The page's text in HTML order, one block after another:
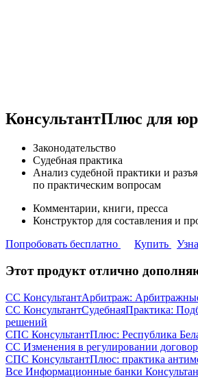
КонсультантПлюс для
Законодательство
Судебная практика
Анализ судебной практики и
по практическим вопросам
Комментарии, книги, пресса
Конструктор для составления и
Попробовать бесплатно
Купить
Этот продукт отлично
СС КонсультантАрбитраж:
СС КонсультантСудебнаяПрактика:
решений
СПС КонсультантПлюс: Республика
СС Изменения в регулировании
СПС КонсультантПлюс: практика
Все Информационные банки